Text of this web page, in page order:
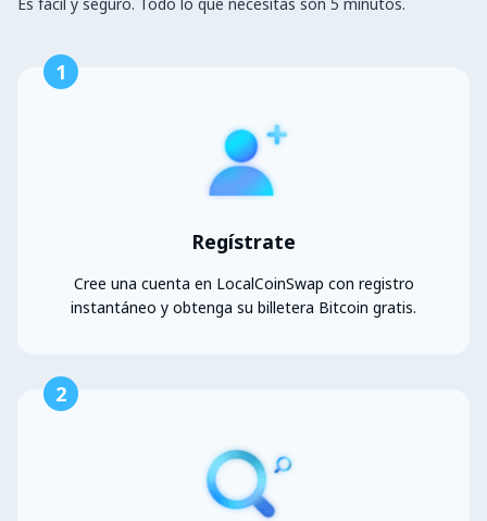
1
Regístrate
Cree una cuenta en LocalCoinSwap con registro
instantáneo y obtenga su billetera Bitcoin gratis.
2